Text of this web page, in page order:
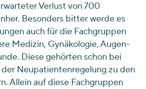
Verlust von 700
Besonders bitter werde es
auch für die Fachgruppen
Medizin, Gynäkologie, Augen-
Diese gehörten schon bei
Neupatientenregelung zu den
Allein auf diese Fachgruppen